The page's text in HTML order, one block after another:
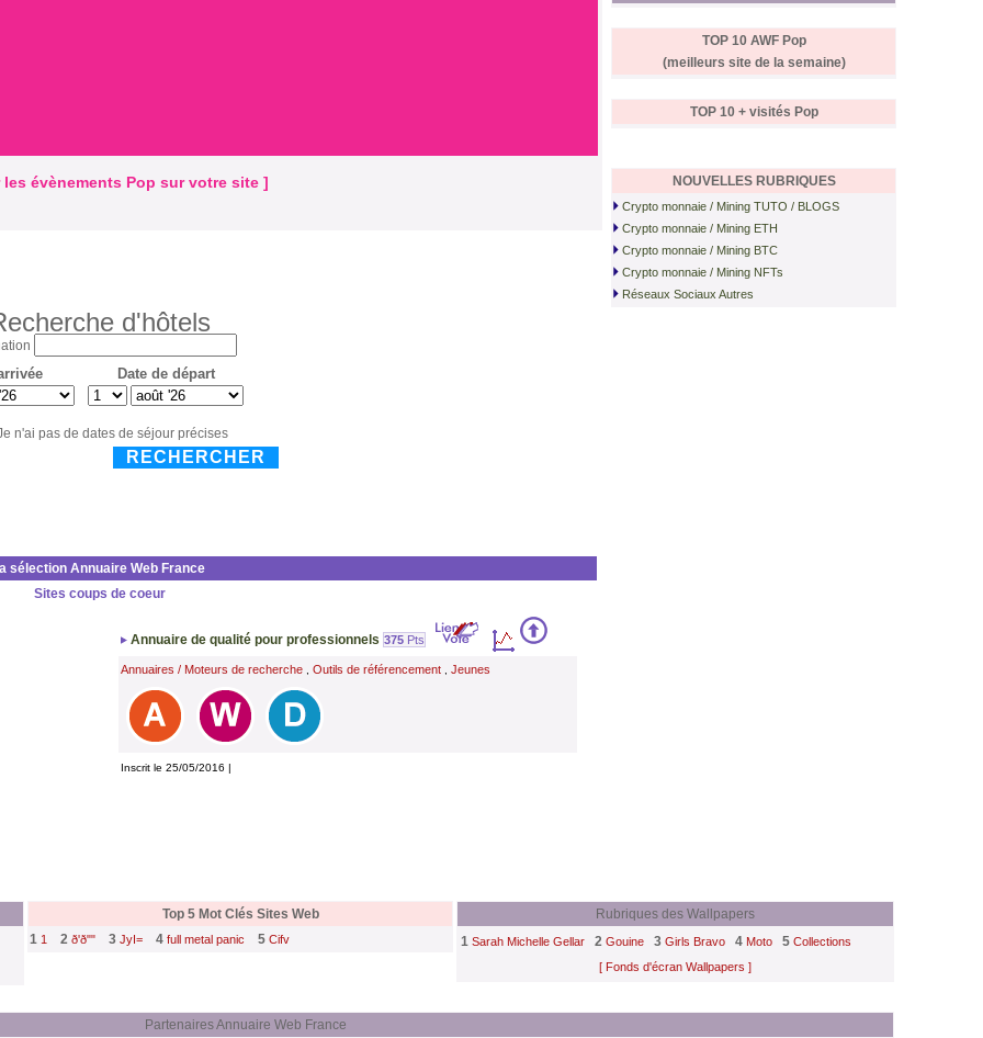
évènements Pop sur votre site ]
d'hôtels
Date de départ
n'ai pas de dates de séjour précises
RECHERCHER
la sélection Annuaire Web France
Sites coups de coeur
Annuaire de qualité pour professionnels 375Pts
Annuaires / Moteurs de recherche, Outils de référencement, Jeunes
Inscrit le 25/05/2016 |
TOP 10 AWF Pop
(meilleurs site de la semaine)
TOP 10 + visités Pop
NOUVELLES RUBRIQUES
Crypto monnaie / Mining TUTO / BLOGS
Crypto monnaie / Mining ETH
Crypto monnaie / Mining BTC
Crypto monnaie / Mining NFTs
Réseaux Sociaux Autres
Top 5 Mot Clés Sites Web
1 1 2 ð'ð"" 3 JyI= 4 full metal panic 5 Cifv
Rubriques des Wallpapers
1 Sarah Michelle Gellar 2 Gouine 3 Girls Bravo 4 Moto 5 Collections
[ Fonds d'écran Wallpapers ]
Partenaires Annuaire Web France